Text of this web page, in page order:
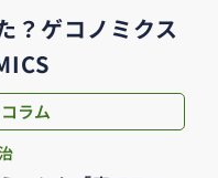
？ゲコノミクス
コラム